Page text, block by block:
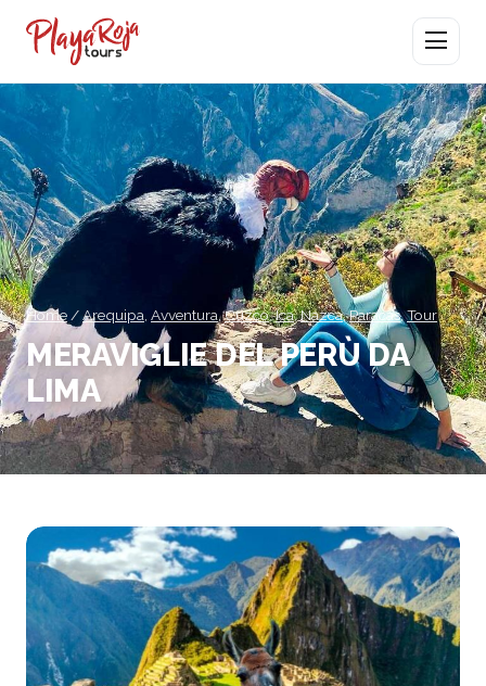
Apri menu
Home/Arequipa, Avventura,Cuzco,Ica,Nazca,Paracas,Tour
MERAVIGLIE DEL PERÙ DA
LIMA